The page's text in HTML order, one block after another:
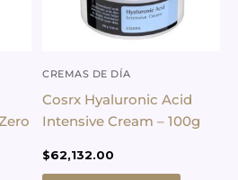
CREMAS DE DÍA
Cosrx Hyaluronic Acid
Intensive Cream – 100g
$62,132.00